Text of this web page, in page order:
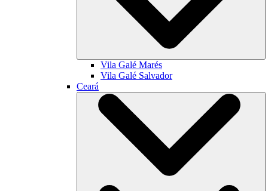
Vila Galé Marés
Vila Galé Salvador
Ceará